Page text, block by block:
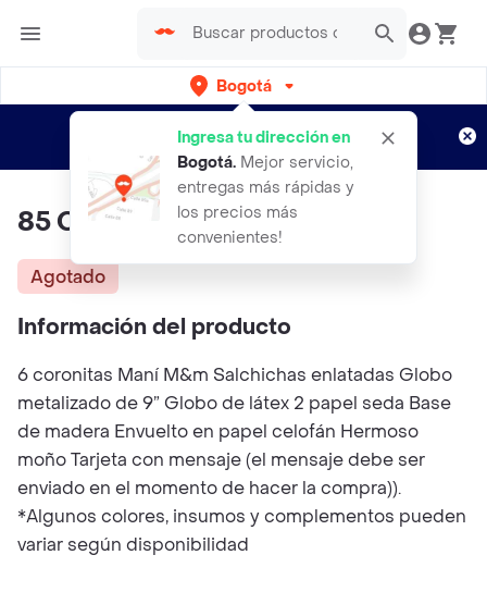
Bogotá
Ingresa tu dirección en
Bogotá. Mejor servicio,
entregas más rápidas y
los precios más
convenientes!
envíos gratis por semanas
Aplican TyC
85 Cervecero
Agotado
Información del producto
6 coronitas Maní M&m Salchichas enlatadas Globo
metalizado de 9” Globo de látex 2 papel seda Base
de madera Envuelto en papel celofán Hermoso
moño Tarjeta con mensaje (el mensaje debe ser
enviado en el momento de hacer la compra)).
*Algunos colores, insumos y complementos pueden
variar según disponibilidad